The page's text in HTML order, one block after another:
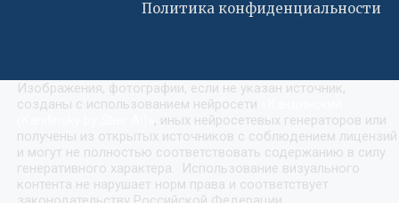
Политика конфиденциальности
Изображения, фотографии, если не указан источник,
созданы с использованием нейросети
, иных нейросетевых генераторов или
получены из открытых источников с соблюдением лицензий
и могут не полностью соответствовать содержанию в силу
генеративного характера. Использование визуального
контента не нарушает норм права и соответствует